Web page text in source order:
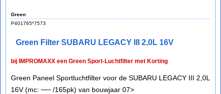
Green
P401765*7573
Green Filter SUBARU LEGACY III 2,0L 16V
bij IMPROMAXX een Green Sport-Luchtfilter met Korting
Green Paneel Sportluchtfilter voor de SUBARU LEGACY III 2,0L
16V (mc: ── /165pk) van bouwjaar 07>